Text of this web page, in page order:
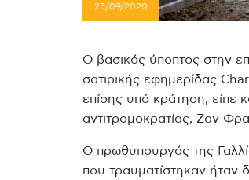
25/09/2020
Ο βασικός ύποπτος στην
σατιρικής εφημερίδας
επίσης υπό κράτηση, είπε
αντιτρομοκρατίας, Ζαν
Ο πρωθυπουργός της
που τραυματίστηκαν ήταν